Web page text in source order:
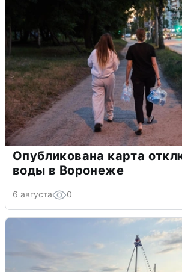
Опубликована карта
воды в Воронеже
6 августа 0